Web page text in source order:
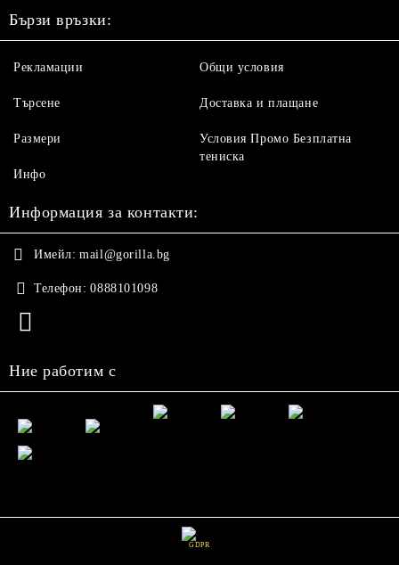
Бързи връзки:
Рекламации
Търсене
Размери
Инфо
Общи условия
Доставка и плащане
Условия Промо Безплатна
тениска
Информация за контакти:
Имейл: mail@gorilla.bg
Телефон: 0888101098
Ние работим с
GDPR